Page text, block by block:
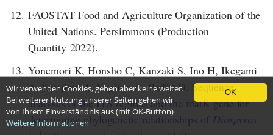
12. FAOSTAT Food and Agriculture Organization of the
United Nations. Persimmons (Production
Quantity 2022).
13. Yonemori K, Honsho C, Kanzaki S, Ino H, Ikegami
A, Kitajima A, Sugiura A, Parfitt D. Sequence
analyses of the ITS regions and the matK gene for
determining phylogenetic relationships of Diospyros
OK
Wir verwenden Cookies, geben aber keine weiter.
Bei weiterer Nutzung unserer Seiten gehen wir
von Ihrem Einverständnis aus (mit OK-Button)
Weitere Informationen